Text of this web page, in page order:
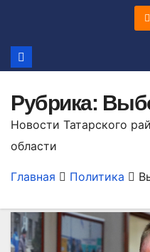
содержимому
Рубрика:
Новости Татарского
области
Главная Политика